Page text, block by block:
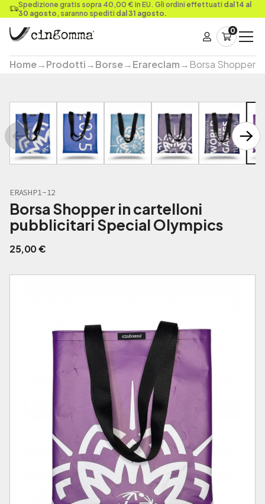
Spedizione gratis sopra 40,00 € in EU. Gli ordini effettuati dal 14 al
30 agosto, saranno spediti dal 31 agosto.
0
Home→Prodotti→Borse→Erareclam→Borsa Shopper
ERASHP1-12
Borsa Shopper in cartelloni
pubblicitari Special Olympics
25,00€